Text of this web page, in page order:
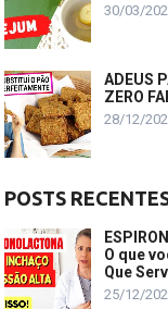
30/03/
ADEUS
ZERO
28/12/
POSTS
O que
Que
25/12/